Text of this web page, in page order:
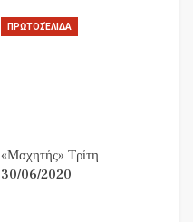
ΠΡΩΤΟΣΈΛΙΔΑ
«Μαχητής» Τρίτη
30/06/2020